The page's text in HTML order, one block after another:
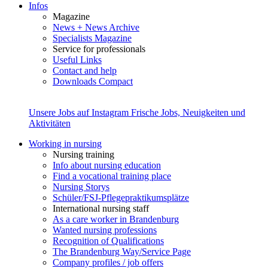
Infos
Magazine
News + News Archive
Specialists Magazine
Service for professionals
Useful Links
Contact and help
Downloads Compact
Unsere Jobs auf Instagram Frische Jobs, Neuigkeiten und
Aktivitäten
Working in nursing
Nursing training
Info about nursing education
Find a vocational training place
Nursing Storys
Schüler/FSJ-Pflegepraktikumsplätze
International nursing staff
As a care worker in Brandenburg
Wanted nursing professions
Recognition of Qualifications
The Brandenburg Way/Service Page
Company profiles / job offers